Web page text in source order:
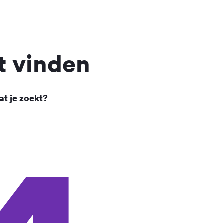
vinden
je zoekt?